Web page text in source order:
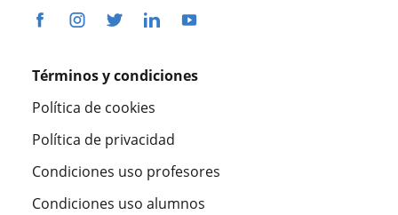
Términos y condiciones
Política de cookies
Política de privacidad
Condiciones uso profesores
Condiciones uso alumnos